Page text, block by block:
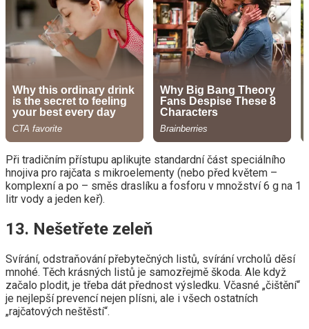
Při tradičním přístupu aplikujte standardní část speciálního
hnojiva pro rajčata s mikroelementy (nebo před květem –
komplexní a po – směs draslíku a fosforu v množství 6 g na 1
litr vody a jeden keř).
13. Nešetřete zeleň
Svírání, odstraňování přebytečných listů, svírání vrcholů děsí
mnohé. Těch krásných listů je samozřejmě škoda. Ale když
začalo plodit, je třeba dát přednost výsledku. Včasné „čištění“
je nejlepší prevencí nejen plísni, ale i všech ostatních
„rajčatových neštěstí“.